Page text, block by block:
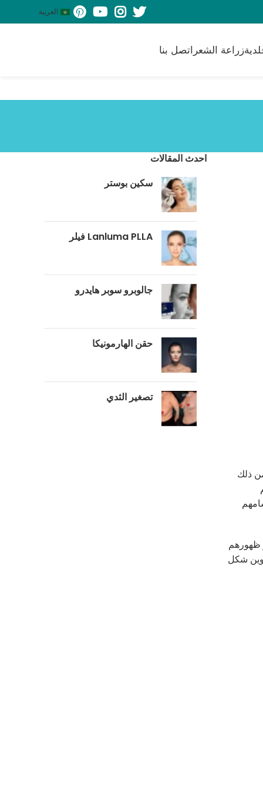
العربية
زراعة الشعر اتصل بنا
ذلك
ظهورهم
شكل
احدث المقالات
سكين بوستر
‎Lanluma PLLA فيلر
جالوبرو سوبر هايدرو
حقن الهارمونيكا
تصغير الثدي